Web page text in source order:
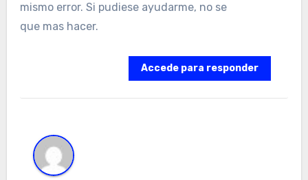
mismo error. Si pudiese ayudarme, no se
que mas hacer.
Accede para responder